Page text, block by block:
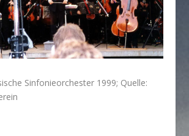
Sinfonieorchester 1999; Quelle: